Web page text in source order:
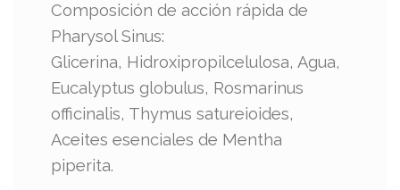
Composición de acción rápida de
Pharysol Sinus:
Glicerina, Hidroxipropilcelulosa, Agua,
Eucalyptus globulus, Rosmarinus
officinalis, Thymus satureioides,
Aceites esenciales de Mentha
piperita.